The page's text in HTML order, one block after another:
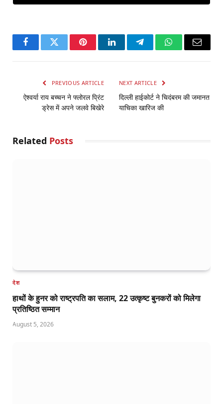
FacebookTwitter PinterestLinkedInTelegramWhatsApp
Email
PREVIOUS ARTICLE
ऐश्वर्या राय बच्चन ने फ्लोरल प्रिंट
ड्रेस में अपने जलवे बिखेरे
NEXT ARTICLE
दिल्ली हाईकोर्ट ने चिदंबरम की जमानत
याचिका खारिज की
Related Posts
देश
हाथों के हुनर को राष्ट्रपति का सलाम, 22 उत्कृष्ट बुनकरों को मिलेगा
प्रतिष्ठित सम्मान
August 5, 2026